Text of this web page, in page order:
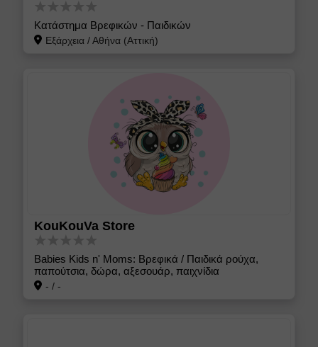
Κατάστημα Βρεφικών - Παιδικών
Εξάρχεια/Αθήνα (Αττική)
KouKouVa Store
Babies Kids n' Moms: Βρεφικά / Παιδικά ρούχα,
παπούτσια, δώρα, αξεσουάρ, παιχνίδια
- / -